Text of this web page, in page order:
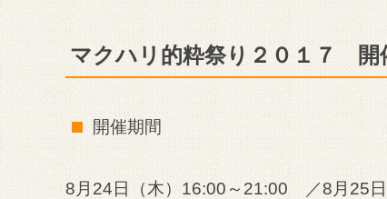
マクハリ的粋祭り２０１７ 開
開催期間
8月24日（木）16:00～21:00 ／8月25